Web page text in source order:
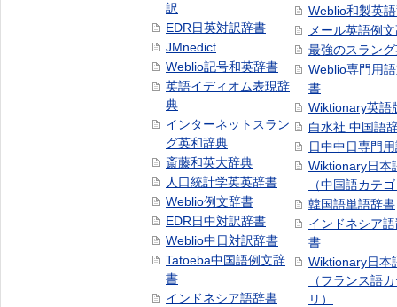
訳
EDR日英対訳辞書
JMnedict
Weblio記号和英辞書
英語イディオム表現辞
典
インターネットスラン
グ英和辞典
斎藤和英大辞典
人口統計学英英辞書
Weblio例文辞書
EDR日中対訳辞書
Weblio中日対訳辞書
Tatoeba中国語例文辞
書
インドネシア語辞書
Weblio和製英
メール英語例
最強のスラン
Weblio専門用
書
Wiktionary英語
白水社 中国語
日中中日専門
Wiktionary日本
（中国語カテ
韓国語単語辞書
インドネシア
書
Wiktionary日本
（フランス語
リ）